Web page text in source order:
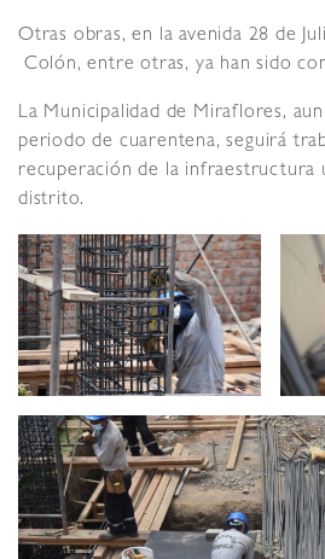
Otras obras, en la avenida 28 de
Colón, entre otras, ya han sido
La Municipalidad de Miraflores,
periodo de cuarentena, seguirá
recuperación de la infraestructura
distrito.